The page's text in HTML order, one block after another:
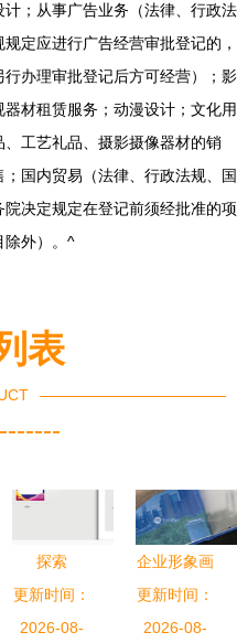
计；从事广告业务（法律、行政法
规定应进行广告经营审批登记的，
行办理审批登记后方可经营）；影
器材租赁服务；动漫设计；文化用
、工艺礼品、摄影摄像器材的销
；国内贸易（法律、行政法规、国
院决定规定在登记前须经批准的项
除外）。^
表
探索
CI（Corporate
Identity）
更新时间：
2026-08-
企业形象画
册设计 塑
造品牌视觉
更新时间：
2026-08-